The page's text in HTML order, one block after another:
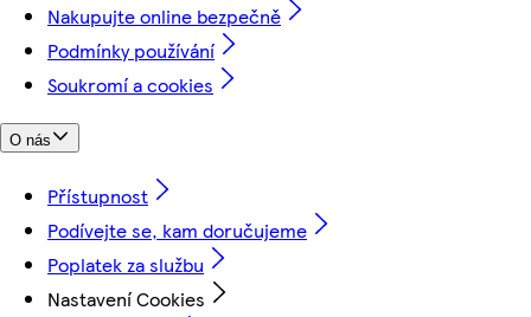
Nakupujte online bezpečně
Podmínky používání
Soukromí a cookies
O nás
Přístupnost
Podívejte se, kam doručujeme
Poplatek za službu
Nastavení Cookies